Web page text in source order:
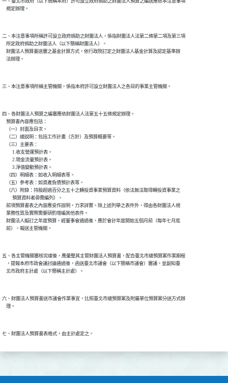
二、本注意事項所稱許可設立政府捐助之財團法人，係指財團法人法第二條第二項及第三項
    所定政府捐助之財團法人（以下簡稱財團法人）。
    財團法人預算書送審之基金計算方式，依行政院訂定之財團法人基金計算及認定基準辦
四、各財團法人預算之編審應依財團法人法第五十五條規定辦理。
    預算書內容應包括：
    （一）封面及目次。
    （二）總說明：包括工作計畫（方針）及預算概要等。
    （三）主要表：
          1.收支營運預計表。
          2.現金流量預計表。
          3.淨值變動預計表。
    （四）明細表：如收入明細表等。
    （五）參考表：如資產負債預計表等。
    （六）附錄：持股超過百分之五十之轉投資事業預算資料（依法無法取得轉投資事業之
          預算資料者毋需編列）。
    前項預算書表之內容應妥作說明，力求詳實。除上述列舉之表件外，得由各財團法人視
    業務性質及實際需要研酌增編其他表件。
    財團法人擬訂之年度預算，經董事會通過後，應於會計年度開始五個月前（每年七月底
五、各主管機關審核完竣後，應彙整其主管財團法人預算書，配合臺北市總預算案作業期程
    ，提報本府市政會議討論通過後，函送臺北市議會（以下簡稱市議會）審議，並副知臺
六、財團法人預算書送市議會作業事宜，比照臺北市總預算案及附屬單位預算案分送方式辦